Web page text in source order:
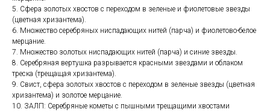
5. Сфера золотых хвостов с переходом в зеленые и фиолетовые звезды
(цветная хризантема).
6. Множество серебряных ниспадающих нитей (парча) и фиолетово-белое
мерцание.
7. Множество золотых ниспадающих нитей (парча) и синие звезды.
8. Серебряная вертушка разрывается красными звездами и облаком
треска (трещащая хризантема).
9. Свист, сфера золотых хвостов с переходом в зеленые звезды (цветная
хризантема) и золотое мерцание.
10. ЗАЛП: Серебряные кометы с пышными трещащими хвостами